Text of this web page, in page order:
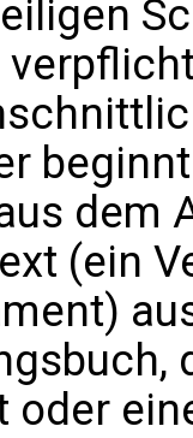
dem
(ein
oder